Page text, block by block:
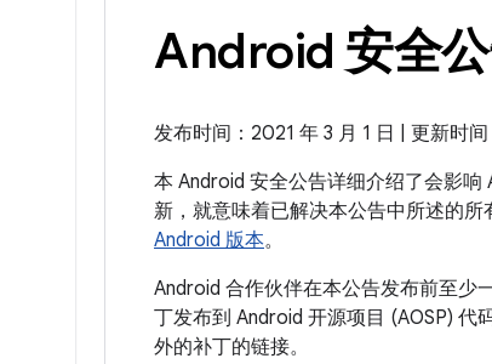
Android 安全公
发布时间：2021 年 3 月 1 日 | 更新时间
本 Android 安全公告详细介绍了会影
新，就意味着已解决本公告中所述的
Android 版本。
Android 合作伙伴在本公告发布前至少
丁发布到 Android 开源项目 (AOSP) 代
外的补丁的链接。